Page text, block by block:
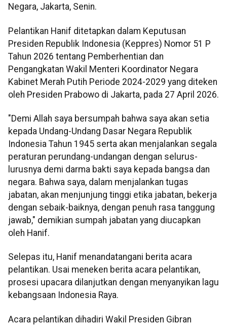
Negara, Jakarta, Senin.
Pelantikan Hanif ditetapkan dalam Keputusan
Presiden Republik Indonesia (Keppres) Nomor 51 P
Tahun 2026 tentang Pemberhentian dan
Pengangkatan Wakil Menteri Koordinator Negara
Kabinet Merah Putih Periode 2024-2029 yang diteken
oleh Presiden Prabowo di Jakarta, pada 27 April 2026.
"Demi Allah saya bersumpah bahwa saya akan setia
kepada Undang-Undang Dasar Negara Republik
Indonesia Tahun 1945 serta akan menjalankan segala
peraturan perundang-undangan dengan selurus-
lurusnya demi darma bakti saya kepada bangsa dan
negara. Bahwa saya, dalam menjalankan tugas
jabatan, akan menjunjung tinggi etika jabatan, bekerja
dengan sebaik-baiknya, dengan penuh rasa tanggung
jawab," demikian sumpah jabatan yang diucapkan
oleh Hanif.
Selepas itu, Hanif menandatangani berita acara
pelantikan. Usai meneken berita acara pelantikan,
prosesi upacara dilanjutkan dengan menyanyikan lagu
kebangsaan Indonesia Raya.
Acara pelantikan dihadiri Wakil Presiden Gibran